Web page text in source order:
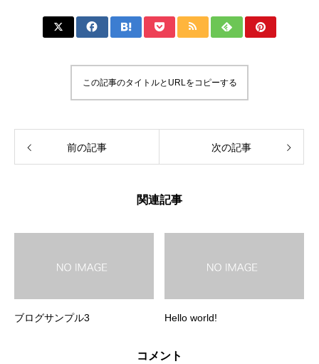
この記事のタイトルとURLをコピーする
前の記事 次の記事
関連記事
ブログサンプル3 Hello world!
コメント